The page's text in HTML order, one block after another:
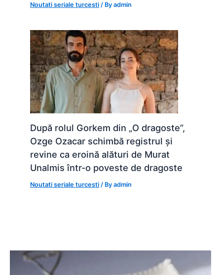
Noutati seriale turcesti / Byadmin
După rolul Gorkem din „O dragoste”,
Ozge Ozacar schimbă registrul și
revine ca eroină alături de Murat
Unalmis într-o poveste de dragoste
Noutati seriale turcesti / Byadmin